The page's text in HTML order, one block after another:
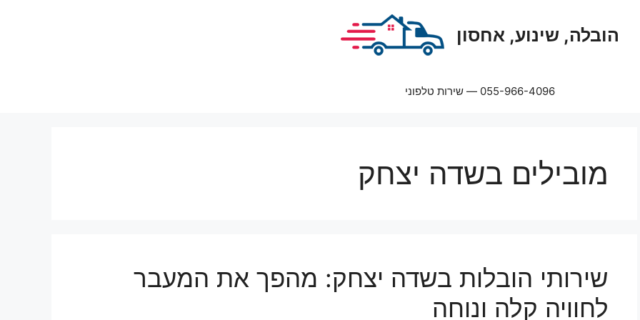
הובלה, שינוע, אחסון
055-966-4096 — שירות טלפוני
מובילים בשדה יצחק
שירותי הובלות בשדה יצחק: מהפך את המעבר
לחוויה קלה ונוחה